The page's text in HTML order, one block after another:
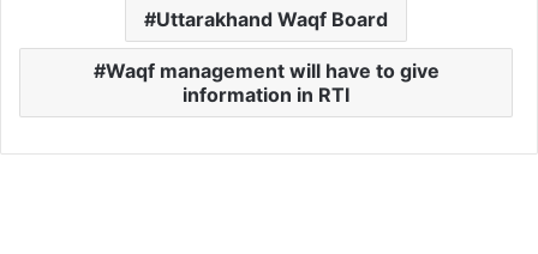
Uttarakhand Waqf Board
Waqf management will have to give
information in RTI